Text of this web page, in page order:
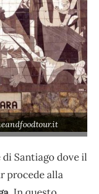
Santiago dove il
procede alla